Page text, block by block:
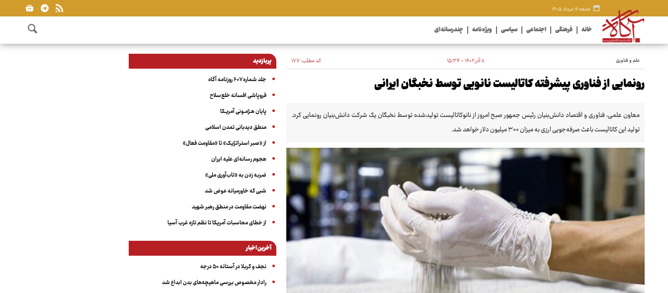
جمعه ۱۶ مرداد ۱۴۰۵
خانه فرهنگی اجتماعی سیاسی ویژه نامه چندرسانه ای
علم و فناوری ۸ آذر ۱۴۰۲ - ۱۵:۳۴ کد مطلب:۱۷۷
رونمایی از فناوری پیشرفته کاتالیست نانویی توسط نخبگان ایرانی
معاون علمی، فناوری و اقتصاد دانش‌بنیان رئیس جمهور صبح امروز از نانوکاتالیست تولیدشده توسط نخبگان یک شرکت دانش‌بنیان رونمایی کرد.
تولید این کاتالیست باعث صرفه‌جویی ارزی به میزان ۳۰۰ میلیون دلار خواهد شد.
پربازدید
جلد شماره ۶۰۷ روزنامه آگاه
فروپاشی افسانه خلع‌سلاح
پایان هـژمـونی آمریـکا
منطق دیدبانی تمدن اسلامی
از «صبر استراتژیک» تا «مقاومت فعال»
هجوم رسانه‌ای علیه ایران
ضربه زدن به «تاب‌آوری ملی»
شبی که خاورمیانه عوض شد
نهضت مقاومت در منطق رهبر شهید
از خطای محاسبات آمریکا تا نظم تازه غرب آسیا
آخرین اخبار
نجف و کربلا در آستانه ۵۰ درجه
رادار مخصوص بررسی ماهیچه‌های بدن ابداع شد